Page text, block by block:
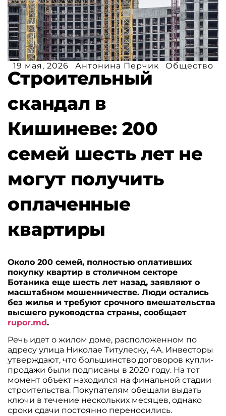
19 мая, 2026 Антонина Перчик Общество
Строительный
скандал в
Кишиневе: 200
семей шесть лет не
могут получить
оплаченные
квартиры
Около 200 семей, полностью оплативших
покупку квартир в столичном секторе
Ботаника еще шесть лет назад, заявляют о
масштабном мошенничестве. Люди остались
без жилья и требуют срочного вмешательства
высшего руководства страны, сообщает
rupor.md.
Речь идет о жилом доме, расположенном по
адресу улица Николае Титулеску, 4А. Инвесторы
утверждают, что большинство договоров купли-
продажи были подписаны в 2020 году. На тот
момент объект находился на финальной стадии
строительства. Покупателям обещали выдать
ключи в течение нескольких месяцев, однако
сроки сдачи постоянно переносились.